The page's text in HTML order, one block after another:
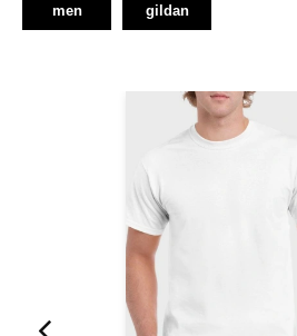
men gildan